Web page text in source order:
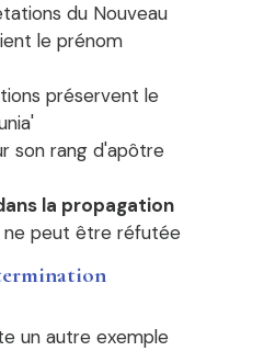
du Nouveau
le prénom
préservent le
son rang d'apôtre
la propagation
ne peut être réfutée
un autre exemple